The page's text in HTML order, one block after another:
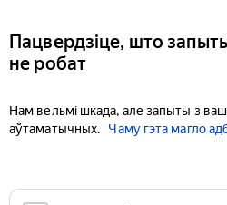
Пацвердзіце, што
не робат
Нам вельмі шкада, але запыты з
аўтаматычных.
Чаму гэта магло